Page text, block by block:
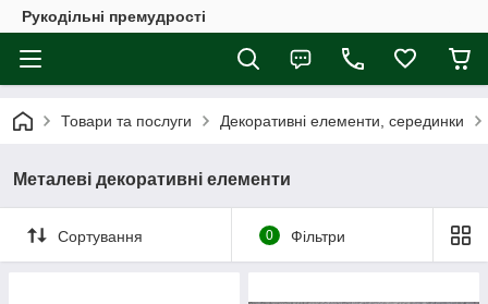
Рукодільні премудрості
Товари та послуги Декоративні елементи, серединки
Металеві декоративні елементи
Сортування 0 Фільтри